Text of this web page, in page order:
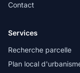
Contact
Services
Recherche parcelle
Plan local